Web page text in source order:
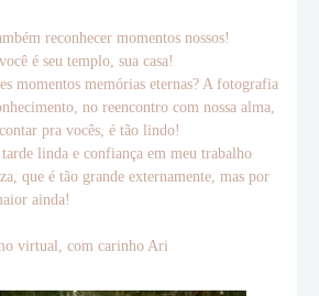
reconhecer momentos nossos!
é seu templo, sua casa!
momentos memórias eternas? A fotografia
no reencontro com nossa alma,
pra vocês, é tão lindo!
linda e confiança em meu trabalho
que é tão grande externamente, mas por
ainda!
virtual, com carinho Ari